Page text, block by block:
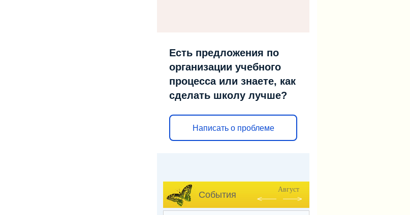
Есть предложения по
организации учебного
процесса или знаете, как
сделать школу лучше?
Написать о проблеме
События
Август